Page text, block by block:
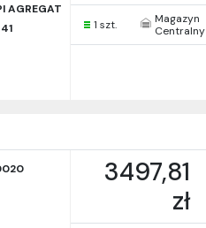
AGREGAT
1 szt.
Magazyn
Centralny
3497,81
zł